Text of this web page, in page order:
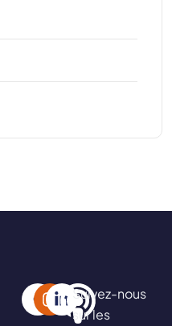
Suivez-nous
sur les